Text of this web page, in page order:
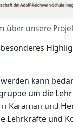
über unsere
kann
um die
Karaman und
Lehrkräfte und